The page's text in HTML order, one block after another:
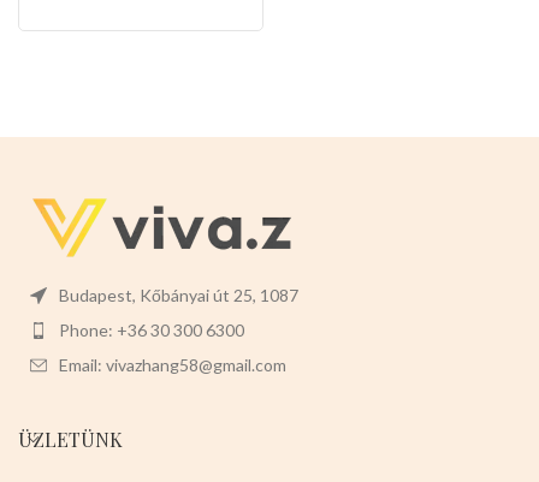
Budapest, Kőbányai út 25, 1087
Phone: +36 30 300 6300
Email: vivazhang58@gmail.com
ÜZLETÜNK